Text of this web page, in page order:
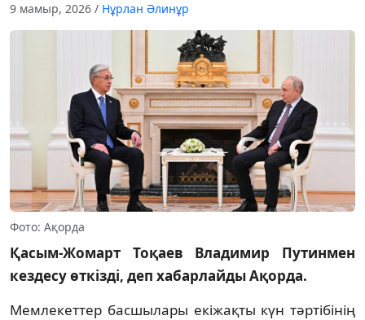
9 мамыр, 2026 / Нұрлан Әлинұр
Фото: Ақорда
Қасым-Жомарт Тоқаев Владимир Путинмен
кездесу өткізді, деп хабарлайды Ақорда.
Мемлекеттер басшылары екіжақты күн тәртібінің